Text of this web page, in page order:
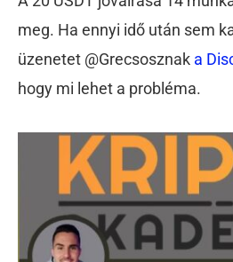
meg. Ha ennyi idő után sem
üzenetet @Grecsosznak a
hogy mi lehet a probléma.